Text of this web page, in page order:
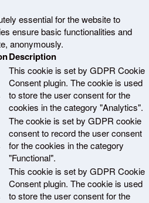
essential for the website to
ensure basic functionalities and
anonymously.
Description
This cookie is set by GDPR Cookie
Consent plugin. The cookie is used
to store the user consent for the
cookies in the category "Analytics".
The cookie is set by GDPR cookie
consent to record the user consent
for the cookies in the category
"Functional".
This cookie is set by GDPR Cookie
Consent plugin. The cookie is used
to store the user consent for the